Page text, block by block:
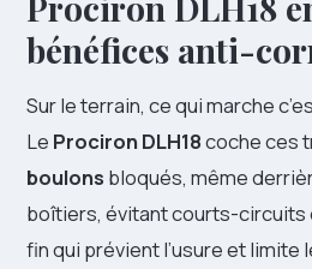
bénéfices anti-
Sur le terrain, ce qui marche
Le Prociron DLH18coche ces
boulons bloqués, même
boîtiers, évitant courts-
fin qui prévient l’usure et limite